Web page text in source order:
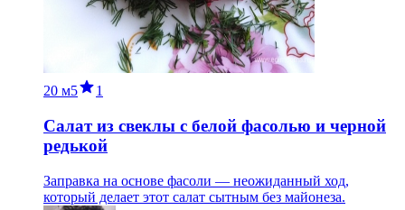
20 м5 1
Салат из свеклы с белой фасолью и черной
редькой
Заправка на основе фасоли — неожиданный ход,
который делает этот салат сытным без майонеза.